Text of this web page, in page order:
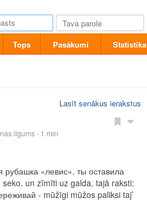
Tops Pasākumi Statistika
Lasīt senākus ierakstus
ilgums - 1 min
«левис». ты оставила
un zīmīti uz galda. tajā raksti:
- mūžīgi mūžos paliksi taj’